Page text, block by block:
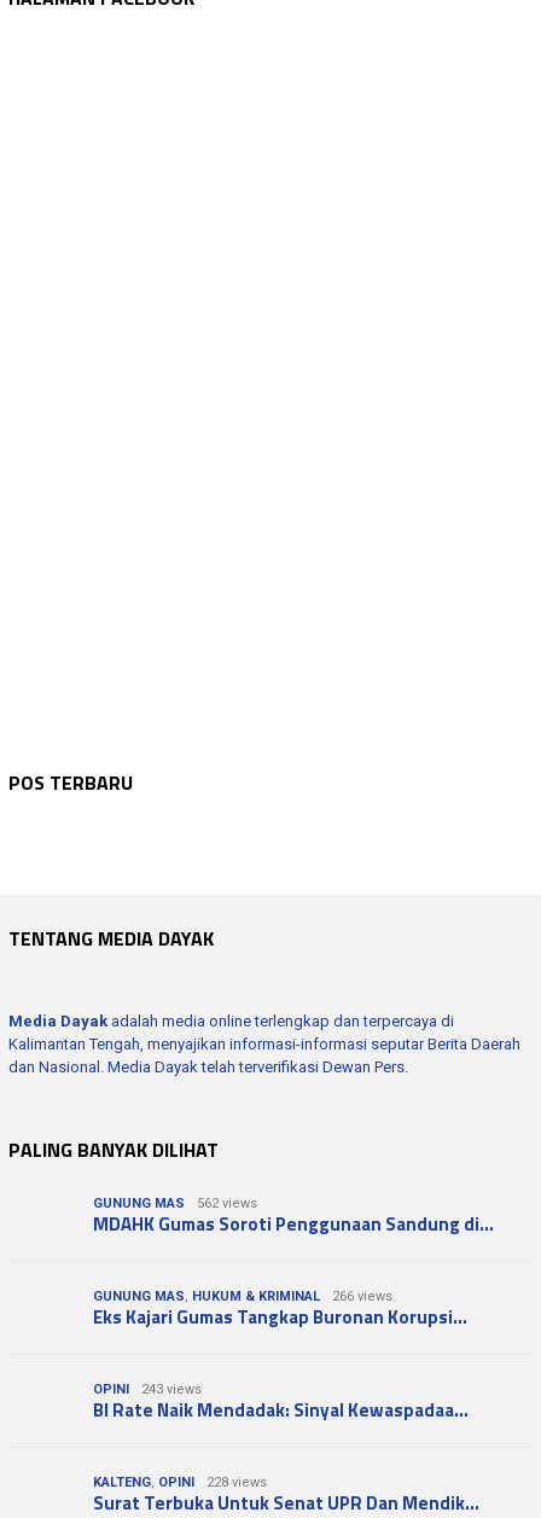
POS TERBARU
Polres Seruyan Laksanakan Patroli Dan Mo…
Patroli Presisi Dialogis Polres Seruyan,…
WARTA KEPOLISIAN
Bhabinkamtibmas Sambang Dan Sosialisasik…
WARTA KEPOLISIAN
WARTA KEPOLISIAN
TENTANG MEDIA DAYAK
Media Dayak adalah media online terlengkap dan terpercaya di
Kalimantan Tengah, menyajikan informasi-informasi seputar Berita Daerah
dan Nasional. Media Dayak telah terverifikasi Dewan Pers.
PALING BANYAK DILIHAT
GUNUNG MAS 562 views
MDAHK Gumas Soroti Penggunaan Sandung di…
GUNUNG MAS HUKUM & KRIMINAL 266 views
Eks Kajari Gumas Tangkap Buronan Korupsi…
OPINI 243 views
BI Rate Naik Mendadak: Sinyal Kewaspadaa…
KALTENG OPINI 228 views
Surat Terbuka Untuk Senat UPR Dan Mendik…